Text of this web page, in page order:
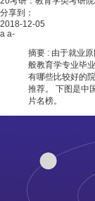
分享到：
2018-12-05
a a-
摘要 : 由于就业
般教育学专业毕
有哪些比较好的
推荐。 下图是中
片名榜。